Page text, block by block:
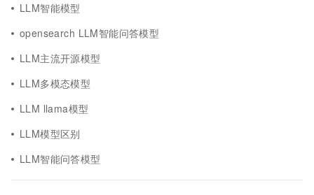
LLM智能模型
opensearch LLM智能问答模型
LLM主流开源模型
LLM多模态模型
LLM llama模型
LLM模型区别
LLM智能问答模型